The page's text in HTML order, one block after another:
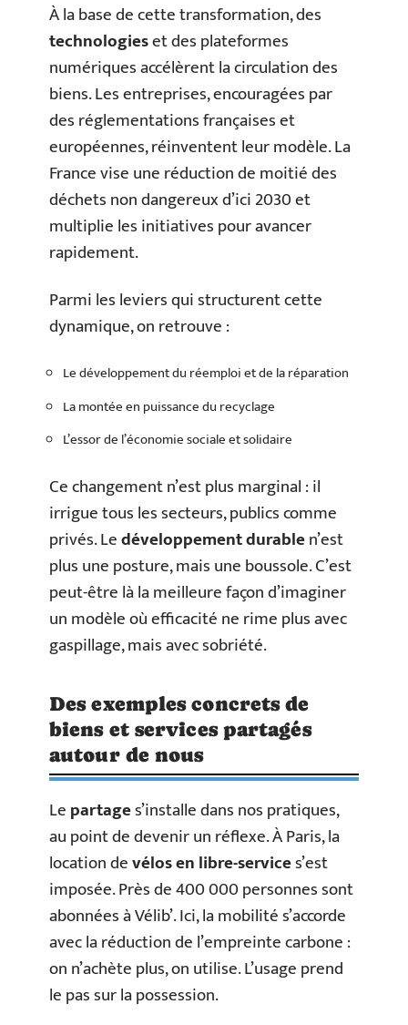
À la base de cette transformation, des
technologieset des plateformes
numériques accélèrent la circulation des
biens. Les entreprises, encouragées par
des réglementations françaises et
européennes, réinventent leur modèle. La
France vise une réduction de moitié des
déchets non dangereux d’ici 2030 et
multiplie les initiatives pour avancer
rapidement.
Parmi les leviers qui structurent cette
dynamique, on retrouve :
Le développement du réemploi et de la réparation
La montée en puissance du recyclage
L’essor de l’économie sociale et solidaire
Ce changement n’est plus marginal : il
irrigue tous les secteurs, publics comme
privés. Ledéveloppement durablen’est
plus une posture, mais une boussole. C’est
peut-être là la meilleure façon d’imaginer
un modèle où efficacité ne rime plus avec
gaspillage, mais avec sobriété.
Des exemples concrets de
biens et services partagés
autour de nous
Lepartages’installe dans nos pratiques,
au point de devenir un réflexe. À Paris, la
location devélos en libre-services’est
imposée. Près de 400 000 personnes sont
abonnées à Vélib’. Ici, la mobilité s’accorde
avec la réduction de l’empreinte carbone :
on n’achète plus, on utilise. L’usage prend
le pas sur la possession.